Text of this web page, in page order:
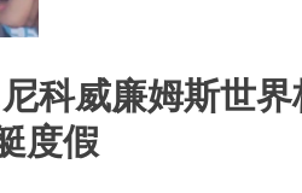
科威廉姆斯世
度假